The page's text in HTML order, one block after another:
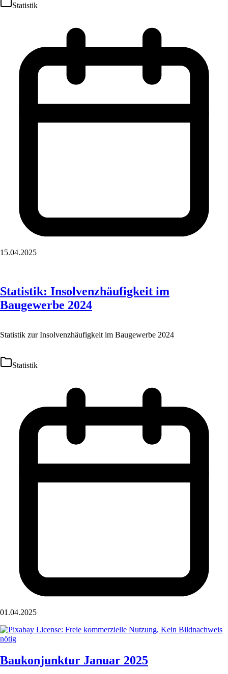
Statistik
15.04.2025
Statistik: Insolvenzhäufigkeit im
Baugewerbe 2024
Statistik zur Insolvenzhäufigkeit im Baugewerbe 2024
Statistik
01.04.2025
Baukonjunktur Januar 2025